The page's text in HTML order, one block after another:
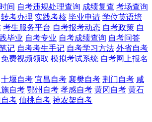
间 自考违规处理查询 成绩复查 考场查询
转考办理 实践考核 毕业申请 学位英语培
考生服务平台 自考报考动态 自考政策 自
毕业 自考专业 自考成绩查询 自考问答
记 自考考生手记 自考学习方法 外省自考
免费视频领取 模拟考试系统 自考网上报名
十堰自考 宜昌自考 襄樊自考 荆门自考 咸
自考 鄂州自考 孝感自考 黄冈自考 黄石
考 仙桃自考 神农架自考